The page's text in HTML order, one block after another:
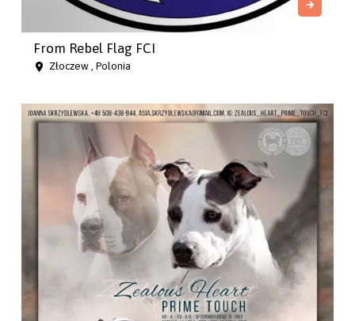
From Rebel Flag FCI
Złoczew , Polonia